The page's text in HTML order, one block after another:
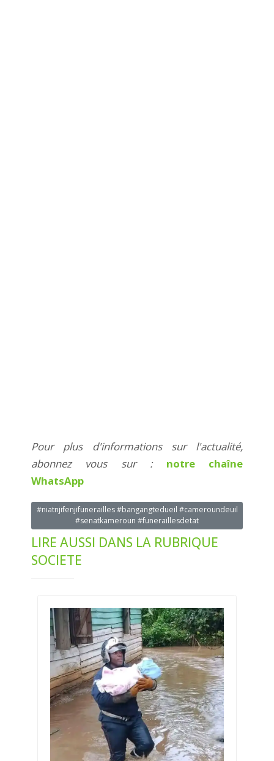
Pour plus d'informations sur l'actualité,
abonnez vous sur : notre chaîne
WhatsApp
#niatnjifenjifunerailles #bangangtedueil #cameroundeuil
#senatkameroun #funeraillesdetat
LIRE AUSSI DANS LA RUBRIQUE
SOCIETE